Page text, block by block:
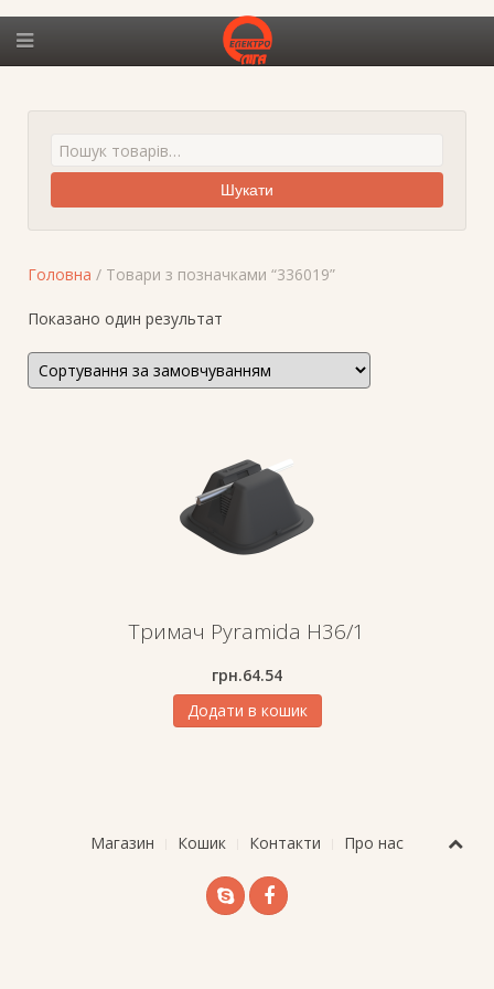
Шукати
Головна / Товари з позначками “336019”
Показано один результат
Тримач Pyramida H36/1
грн.64.54
Додати в кошик
Магазин Кошик Контакти Про нас